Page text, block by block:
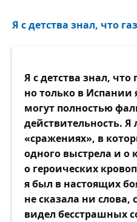
Я с детства знал, что
Я с детства знал, что
но только в Испании
могут полностью
действительность. Я
«сражениях», в
одного выстрела и о
о героических
я был в настоящих
не сказала ни слова,
видел бесстрашных